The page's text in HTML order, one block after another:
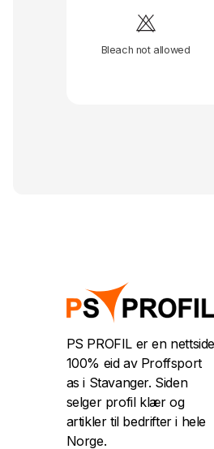
Bleach not allowed
PS PROFIL er en nettside
100% eid av Proffsport
as i Stavanger. Siden
selger profil klær og
artikler til bedrifter i hele
Norge.